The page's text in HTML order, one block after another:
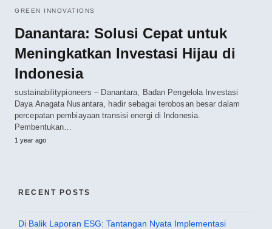
GREEN INNOVATIONS
Danantara: Solusi Cepat untuk
Meningkatkan Investasi Hijau di
Indonesia
sustainabilitypioneers – Danantara, Badan Pengelola Investasi
Daya Anagata Nusantara, hadir sebagai terobosan besar dalam
percepatan pembiayaan transisi energi di Indonesia.
Pembentukan…
1 year ago
RECENT POSTS
Di Balik Laporan ESG: Tantangan Nyata Implementasi